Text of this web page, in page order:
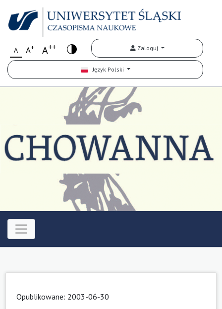
A A+ A++ Zaloguj
Język Polski
Opublikowane: 2003-06-30